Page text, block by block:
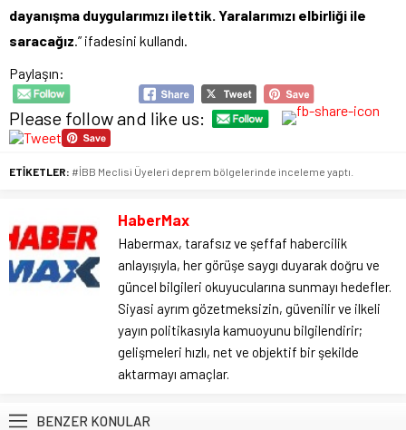
dayanışma duygularımızı ilettik. Yaralarımızı elbirliği ile
saracağız.” ifadesini kullandı.
Paylaşın:
Please follow and like us:
ETİKETLER: #İBB Meclisi Üyeleri deprem bölgelerinde inceleme yaptı.
HaberMax
Habermax, tarafsız ve şeffaf habercilik
anlayışıyla, her görüşe saygı duyarak doğru ve
güncel bilgileri okuyucularına sunmayı hedefler.
Siyasi ayrım gözetmeksizin, güvenilir ve ilkeli
yayın politikasıyla kamuoyunu bilgilendirir;
gelişmeleri hızlı, net ve objektif bir şekilde
aktarmayı amaçlar.
BENZER KONULAR